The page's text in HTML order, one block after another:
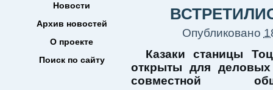
Новости
Архив новостей
О проекте
Поиск по сайту
Опубликовано
Казаки станицы
открыты для деловых
совместной